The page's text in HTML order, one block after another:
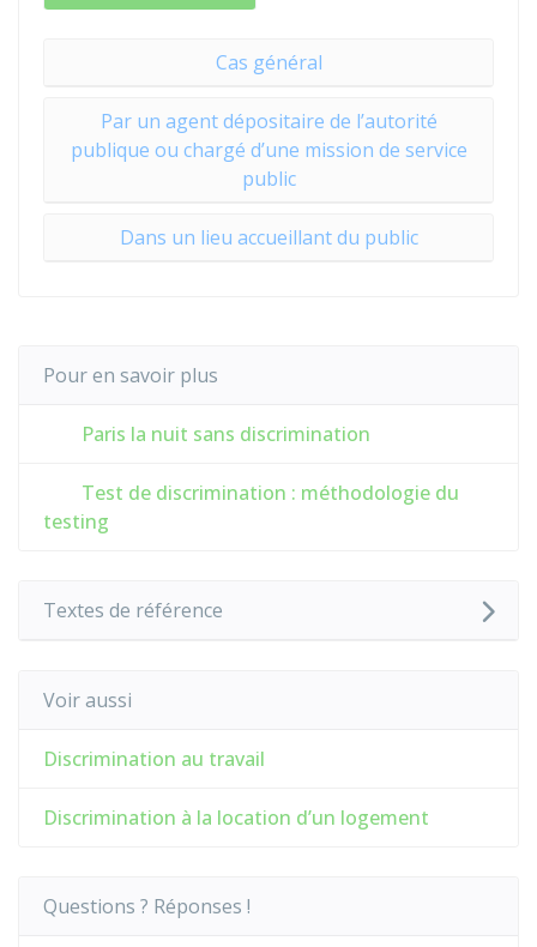
Cas général
Par un agent dépositaire de l’autorité
publique ou chargé d’une mission de service
public
Dans un lieu accueillant du public
Pour en savoir plus
Paris la nuit sans discrimination
Test de discrimination : méthodologie du
testing
Textes de référence
Voir aussi
Discrimination au travail
Discrimination à la location d’un logement
Questions ? Réponses !